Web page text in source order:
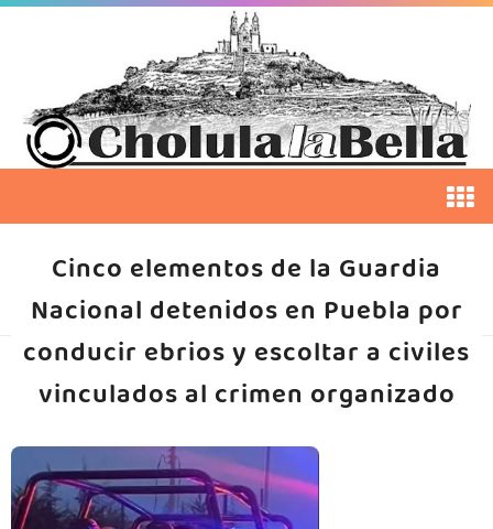
Cinco elementos de la Guardia
Nacional detenidos en Puebla por
conducir ebrios y escoltar a civiles
vinculados al crimen organizado